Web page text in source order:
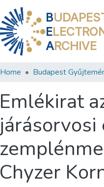
B
E
ARCHIVE
Home Budapest
Emlékirat
Chyzer